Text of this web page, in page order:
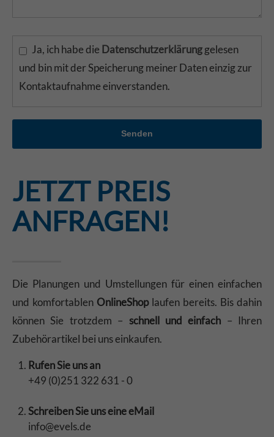
Ja, ich habe die Datenschutzerklärunggelesen
und bin mit der Speicherung meiner Daten einzig zur
Kontaktaufnahme einverstanden.
Senden
JETZT PREIS
ANFRAGEN!
Die Planungen und Umstellungen für einen einfachen
und komfortablen OnlineShoplaufen bereits. Bis dahin
können Sie trotzdem – schnell und einfach – Ihren
Zubehörartikel bei uns einkaufen.
Rufen Sie uns an
+49 (0)251 322 631 - 0
Schreiben Sie uns eine eMail
info@evels.de